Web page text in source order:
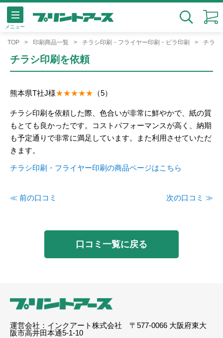
メニュー
TOP 印刷商品一覧 チラシ印刷・フライヤー印刷・ビラ印刷 チラシ
チラシ印刷を依頼
熊本県T社J様 （5）
チラシ印刷を依頼した際、色合いが非常に鮮やかで、紙の質
もとても良かったです。コストパフォーマンスが高く、納期
も予定通りで非常に満足しています。また利用させていただ
きます。
チラシ印刷・フライヤー印刷の商品ページはこちら
≪ 前の口コミ 次の口コミ ≫
口コミ一覧に戻る
運営会社：インクアート株式会社 〒577-0066 大阪府東大
阪市高井田本通5-1-10